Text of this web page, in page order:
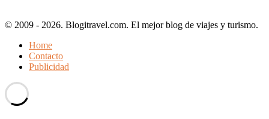
© 2009 - 2026. Blogitravel.com. El mejor blog de viajes y turismo.
Home
Contacto
Publicidad